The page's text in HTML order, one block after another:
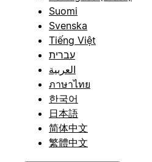
Suomi
Svenska
Tiếng Việt
עברית
العربية
ภาษาไทย
한국어
日本語
简体中文
繁體中文